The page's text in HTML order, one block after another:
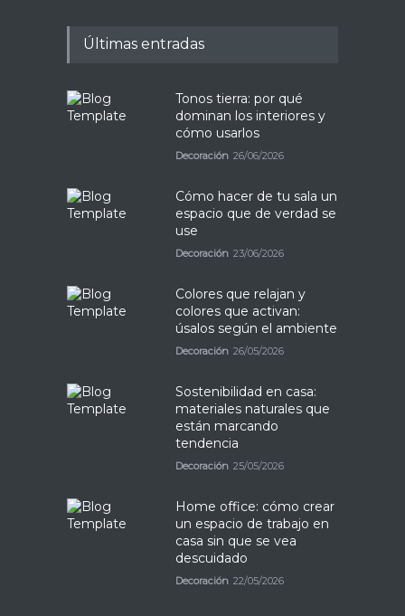
Últimas entradas
Tonos tierra: por qué
dominan los interiores y
cómo usarlos
Decoración 26/06/2026
Cómo hacer de tu sala un
espacio que de verdad se
use
Decoración 23/06/2026
Colores que relajan y
colores que activan:
úsalos según el ambiente
Decoración 26/05/2026
Sostenibilidad en casa:
materiales naturales que
están marcando
tendencia
Decoración 25/05/2026
Home office: cómo crear
un espacio de trabajo en
casa sin que se vea
descuidado
Decoración 22/05/2026